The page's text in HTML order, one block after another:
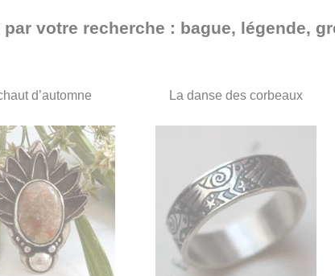
votre recherche : bague, légende,
d’automne La danse des corbeaux